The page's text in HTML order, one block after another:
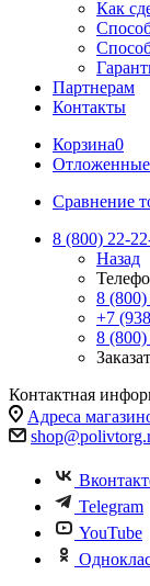
Как
Партнерам
Контакты
Корзина0
Отложенные
Сравнение
8 (800) 22-
Назад
8
+7
8
Контактная
Адреса
Telegram
YouTube